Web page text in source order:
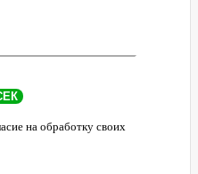
на обработку своих